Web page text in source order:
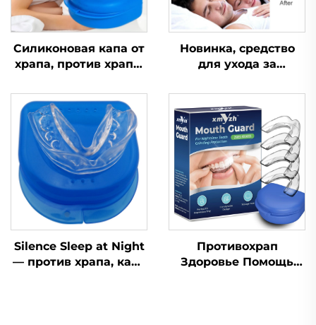
Силиконовая капа от
храпа, против храпа,
бруксизма, средство
для сна,
ортодонтическая
капа, средства
личной гигиены,
помощь при сне и
храпе
Новинка, средство
для ухода за
устройство для
помощи во сне,
улучшает качество
сна, силиконовая и
EVA-капа от храпа
Silence Sleep at Night
— против храпа, капа
Противохрап
Здоровье Помощь